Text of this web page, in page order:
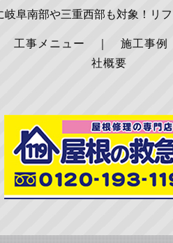
阜南部や三重西部も対象！リ
工事メニュー 施工事例
社概要